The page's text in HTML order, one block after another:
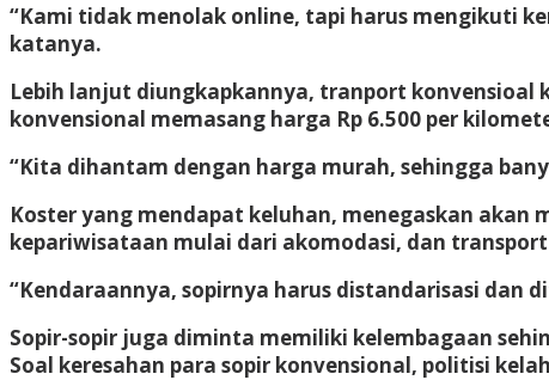
“Kami tidak menolak online, tapi harus mengikuti
katanya.
Lebih lanjut diungkapkannya, tranport konvensioal
konvensional memasang harga Rp 6.500 per
“Kita dihantam dengan harga murah, sehingga
Koster yang mendapat keluhan, menegaskan akan
kepariwisataan mulai dari akomodasi, dan
“Kendaraannya, sopirnya harus distandarisasi dan
Sopir-sopir juga diminta memiliki kelembagaan
Soal keresahan para sopir konvensional, politisi